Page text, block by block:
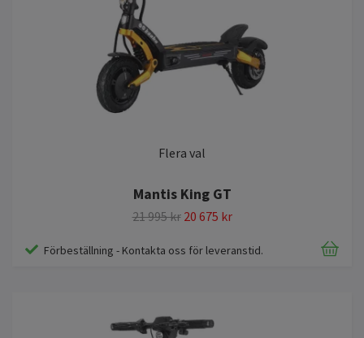
Flera val
Mantis King GT
21 995 kr 20 675 kr
Förbeställning - Kontakta oss för leveranstid.